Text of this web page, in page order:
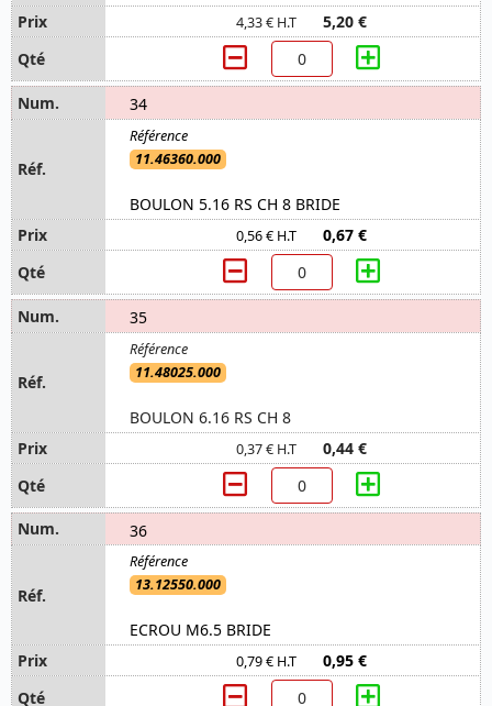
4,33 € H.T 5,20 €
34
11.46360.000
BOULON 5.16 RS CH 8 BRIDE
0,56 € H.T 0,67 €
35
11.48025.000
BOULON 6.16 RS CH 8
0,37 € H.T 0,44 €
36
13.12550.000
ECROU M6.5 BRIDE
0,79 € H.T 0,95 €